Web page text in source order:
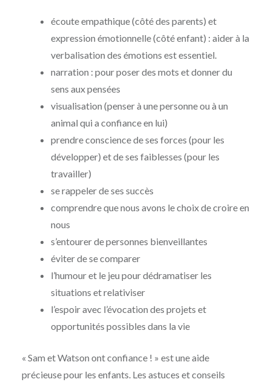
écoute empathique (côté des parents) et
expression émotionnelle (côté enfant) : aider à la
verbalisation des émotions est essentiel.
narration : pour poser des mots et donner du
sens aux pensées
visualisation (penser à une personne ou à un
animal qui a confiance en lui)
prendre conscience de ses forces (pour les
développer) et de ses faiblesses (pour les
travailler)
se rappeler de ses succès
comprendre que nous avons le choix de croire en
nous
s’entourer de personnes bienveillantes
éviter de se comparer
l’humour et le jeu pour dédramatiser les
situations et relativiser
l’espoir avec l’évocation des projets et
opportunités possibles dans la vie
« Sam et Watson ont confiance ! » est une aide
précieuse pour les enfants. Les astuces et conseils